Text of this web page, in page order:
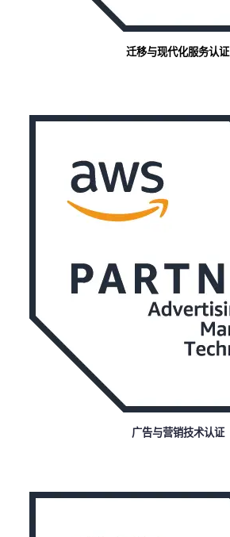
迁移与现代化服务认证
广告与营销技术认证